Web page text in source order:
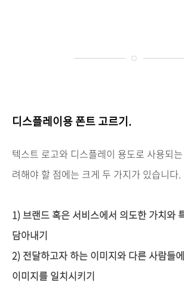
디스플레이용폰트 고르기.
텍스트 로고와 디스플레이 용도로 사용되는
려해야 할 점에는 크게 두 가지가 있습니다.
1) 브랜드 혹은 서비스에서 의도한 가치와
담아내기
2) 전달하고자하는 이미지와 다른사람들
이미지를 일치시키기